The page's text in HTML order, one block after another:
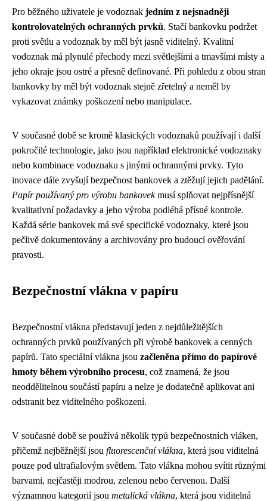
Pro běžného uživatele je vodoznak jedním z nejsnadněji
kontrolovatelných ochranných prvků. Stačí bankovku podržet
proti světlu a vodoznak by měl být jasně viditelný. Kvalitní
vodoznak má plynulé přechody mezi světlejšími a tmavšími místy a
jeho okraje jsou ostré a přesně definované. Při pohledu z obou stran
bankovky by měl být vodoznak stejně zřetelný a neměl by
vykazovat známky poškození nebo manipulace.
V současné době se kromě klasických vodoznaků používají i další
pokročilé technologie, jako jsou například elektronické vodoznaky
nebo kombinace vodoznaku s jinými ochrannými prvky. Tyto
inovace dále zvyšují bezpečnost bankovek a ztěžují jejich padělání.
Papír používaný pro výrobu bankovekmusí splňovat nejpřísnější
kvalitativní požadavky a jeho výroba podléhá přísné kontrole.
Každá série bankovek má své specifické vodoznaky, které jsou
pečlivě dokumentovány a archivovány pro budoucí ověřování
pravosti.
Bezpečnostní vlákna v papíru
Bezpečnostní vlákna představují jeden z nejdůležitějších
ochranných prvků používaných při výrobě bankovek a cenných
papírů. Tato speciální vlákna jsou začleněna přímo do papírové
hmoty během výrobního procesu, což znamená, že jsou
neoddělitelnou součástí papíru a nelze je dodatečně aplikovat ani
odstranit bez viditelného poškození.
V současné době se používá několik typů bezpečnostních vláken,
přičemž nejběžnější jsou fluorescenční vlákna, která jsou viditelná
pouze pod ultrafialovým světlem. Tato vlákna mohou svítit různými
barvami, nejčastěji modrou, zelenou nebo červenou. Další
významnou kategorií jsou metalická vlákna, která jsou viditelná